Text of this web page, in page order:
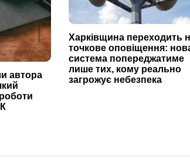
автора
Харківщина переходить
точкове оповіщення:
система попереджатиме
лише тих, кому реально
загрожує небезпека